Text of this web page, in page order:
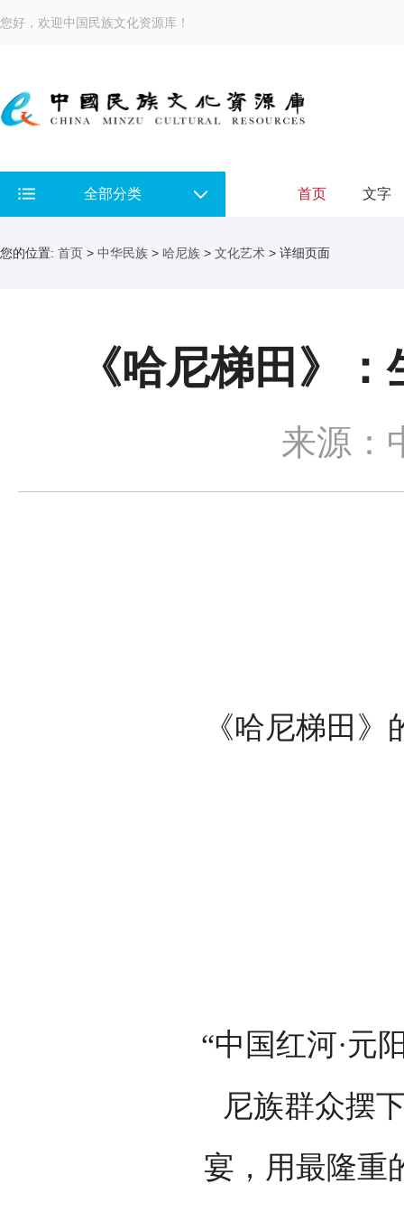
您好，欢迎中国民族文化资源库！
全部分类 首页 文字
您的位置: 首页 > 中华民族 > 哈尼族 > 文化艺术 > 详细页面
《哈尼梯田》
来源：
《哈尼梯田
“中国红河·元
尼族群众摆
宴，用最隆重